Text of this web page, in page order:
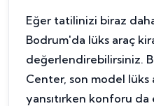
Eğer tatilinizi biraz
Bodrum'da lüks araç
değerlendirebilirsiniz.
Center, son model lüks
yansıtırken konforu da